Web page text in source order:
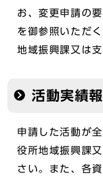
お、変更申請の
を御参照いただ
地域振興課又は
活動実績
申請した活動が
役所地域振興課
さい。また、各